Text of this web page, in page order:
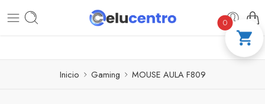
PAGA A CUOTAS CON ADDI COMPRA 100
Inicio Gaming MOUSE AULA F809
0